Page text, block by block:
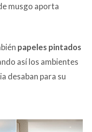
musgo aporta
papeles pintados
así los ambientes
desaban para su